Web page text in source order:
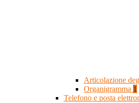
Articolazione
Organigramma 1
Telefono e posta